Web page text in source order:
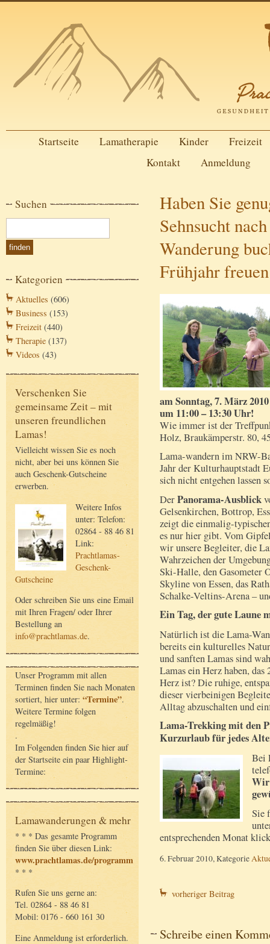
Startseite Lamatherapie Kinder
Freizeit
Kontakt
Anmeldung
Suchen
Kategorien
Aktuelles (606)
Business (153)
Freizeit (440)
Therapie (137)
Videos (43)
Verschenken Sie
gemeinsame Zeit – mit
unseren freundlichen
Lamas!
Vielleicht wissen Sie es noch
nicht, aber bei uns können Sie
auch Geschenk-Gutscheine
erwerben.
Weitere Infos
unter: Telefon:
02864 - 88 46 81
Link:
Prachtlamas-
Geschenk-
Gutscheine
Oder schreiben Sie uns eine Email
mit Ihren Fragen/ oder Ihrer
Bestellung an
info@prachtlamas.de.
Unser Programm mit allen
Terminen finden Sie nach Monaten
sortiert, hier unter: “Termine”.
Weitere Termine folgen
regelmäßig!
.
Im Folgenden finden Sie hier auf
der Startseite ein paar Highlight-
Termine:
Lamawanderungen & mehr
* * * Das gesamte Programm
finden Sie über diesen Link:
www.prachtlamas.de/programm
* * *
Rufen Sie uns gerne an:
Tel. 02864 - 88 46 81
Mobil: 0176 - 660 161 30
Eine Anmeldung ist erforderlich.
Haben Sie
Sehnsucht
Wanderung
Frühjahr
am Sonntag, 7. März 2010
um 11:00 – 13:30 Uhr!
Wie immer ist der
Holz, Braukämperstr. 80,
Lama-wandern im NRW-
Jahr der Kulturhauptstadt
sich nicht entgehen lassen
DerPanorama-Ausblick
Gelsenkirchen, Bottrop,
zeigt die einmalig-
es nur hier gibt. Vom
wir unsere Begleiter, die
Wahrzeichen der
Ski-Halle, den Gasometer
Skyline von Essen, das
Schalke-Veltins-Arena –
Ein Tag, der gute Laune
Natürlich ist die Lama-
bereits ein kulturelles
und sanften Lamas sind
Lamas ein Herz haben,
Herz ist? Die ruhige,
dieser vierbeinigen
Alltag abzuschalten und
Lama-Trekking mit den
Kurzurlaub für jedes
Bei
Wir
Sie
entsprechenden Monat
6. Februar 2010, Kategorie
vorheriger Beitrag
Schreibe einen